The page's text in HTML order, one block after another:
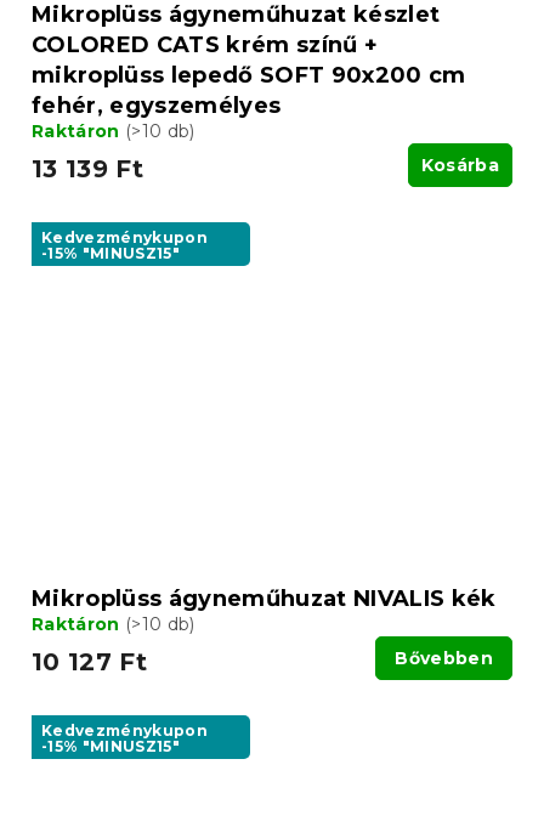
Mikroplüss ágyneműhuzat készlet
COLORED CATS krém színű +
mikroplüss lepedő SOFT 90x200 cm
fehér, egyszemélyes
Raktáron (>10 db)
13 139 Ft Kosárba
Kedvezménykupon
-15% "MINUSZ15"
Mikroplüss ágyneműhuzat NIVALIS kék
Raktáron (>10 db)
10 127 Ft Bővebben
Kedvezménykupon
-15% "MINUSZ15"